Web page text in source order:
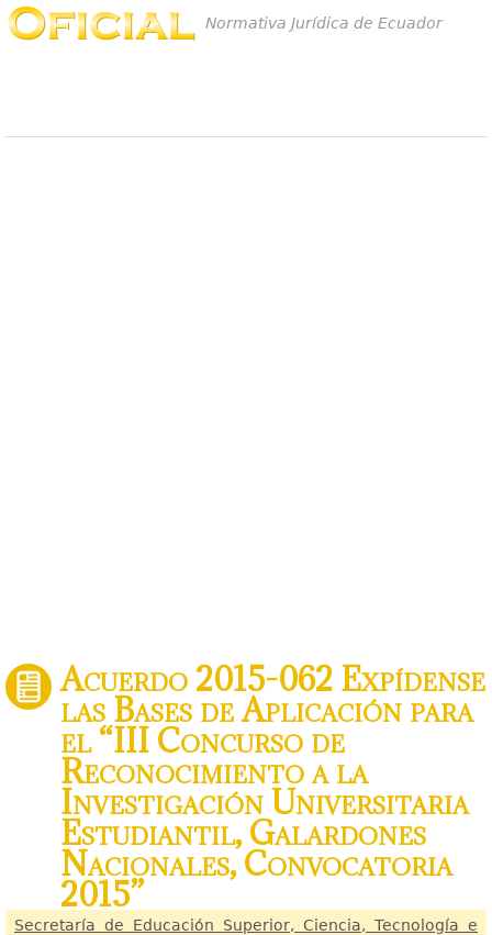
Normativa Jurídica de Ecuador
Acuerdo 2015-062 Expídense
las Bases de Aplicación para
el “III Concurso de
Reconocimiento a la
Investigación Universitaria
Estudiantil, Galardones
Nacionales, Convocatoria
2015”
Secretaría de Educación Superior, Ciencia, Tecnología e